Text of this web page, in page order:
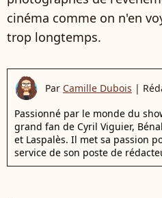
cinéma comme on n'en
trop longtemps.
Par Camille Dubois |
Passionné par le monde du
grand fan de Cyril Viguier,
et Laspalès. Il met sa passion
service de son poste de